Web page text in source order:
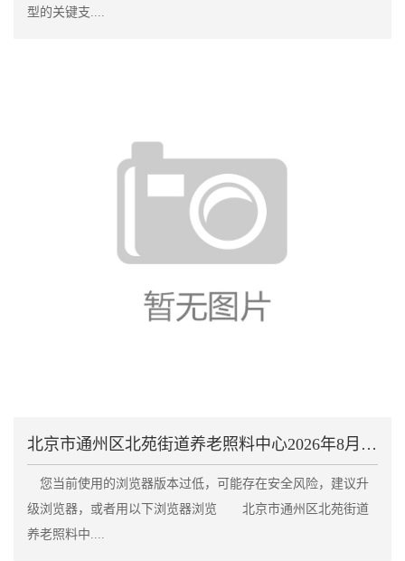
型的关键支....
北京市通州区北苑街道养老照料中心2026年8月收费
您当前使用的浏览器版本过低，可能存在安全风险，建议升
级浏览器，或者用以下浏览器浏览 北京市通州区北苑街道
养老照料中....